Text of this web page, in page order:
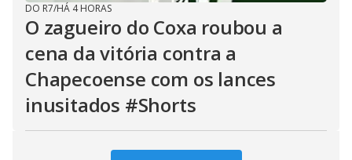
DO R7/HÁ 4 HORAS
O zagueiro do Coxa roubou a
cena da vitória contra a
Chapecoense com os lances
inusitados #Shorts